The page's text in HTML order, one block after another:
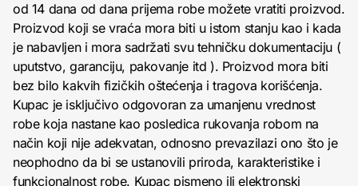
od 14 dana od dana prijema robe možete vratiti proizvod.
Proizvod koji se vraća mora biti u istom stanju kao i kada
je nabavljen i mora sadržati svu tehničku dokumentaciju (
uputstvo, garanciju, pakovanje itd ). Proizvod mora biti
bez bilo kakvih fizičkih oštećenja i tragova korišćenja.
Kupac je isključivo odgovoran za umanjenu vrednost
robe koja nastane kao posledica rukovanja robom na
način koji nije adekvatan, odnosno prevazilazi ono što je
neophodno da bi se ustanovili priroda, karakteristike i
funkcionalnost robe. Kupac pismeno ili elektronski